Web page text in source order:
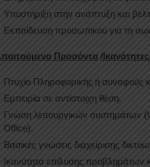
Υποστήριξη στην ανάπτυξη και
Εκπαίδευση προσωπικού για τη
Προσόντα /Ικανότητες
Πτυχίο Πληροφορικής ή συναφούς
Εμπειρία σε αντίστοιχη θέση.
Γνώση λειτουργικών συστημάτων
Office).
Βασικές γνώσεις διαχείρισης
Ικανότητα επίλυσης προβλημάτων